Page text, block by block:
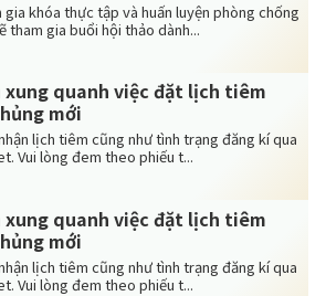
gia khóa thực tập và huấn luyện phòng chống
tham gia buổi hội thảo dành...
xung quanh việc đặt lịch tiêm
mới
lịch tiêm cũng như tình trạng đăng kí qua
Vui lòng đem theo phiếu t...
xung quanh việc đặt lịch tiêm
mới
lịch tiêm cũng như tình trạng đăng kí qua
Vui lòng đem theo phiếu t...